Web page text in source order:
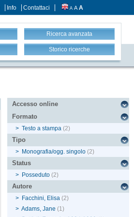
Info Contattaci A A A
Ricerca avanzata
Storico ricerche
Accesso online
Formato
> Testo a stampa (2)
Tipo
> Monografia/ogg. singolo (2)
Status
> Posseduto (2)
Autore
> Facchini, Elisa (2)
> Adams, Jane (1)